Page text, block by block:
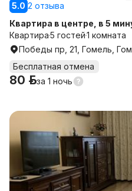
5.0 2 отзыва
Квартира в центре, в 5
Квартира5 гостей1 комната
Победы пр, 21, Гомель,
Бесплатная отмена
80 р.за 1 ночь